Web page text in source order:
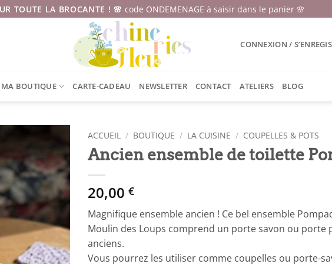
TOUTE LA BROCANTE ! 🌸 code ONDEMENAGE à saisir dans le panier 🌸
CONNEXION /
MA BOUTIQUE CARTE-CADEAU NEWSLETTER CONTACT ATELIERS BLOG
ACCUEIL / BOUTIQUE / LA CUISINE / COUPELLES & POTS
Ancien ensemble de toilette
20,00 €
Magnifique ensemble ancien ! Ce bel ensemble
Moulin des Loups comprend un porte savon ou porte
anciens.
Vous pourrez les utiliser comme coupelles ou porte-